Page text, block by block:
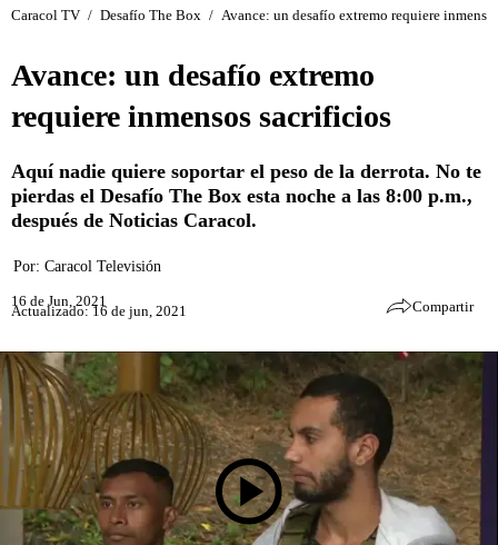
Caracol TV / Desafío The Box / Avance: un desafío extremo requiere
Avance: un desafío extremo
requiere inmensos sacrificios
Aquí nadie quiere soportar el peso de la derrota. No te
pierdas el Desafío The Box esta noche a las 8:00 p.m.,
después de Noticias Caracol.
Por: Caracol Televisión
16 de Jun, 2021
Actualizado: 16 de jun, 2021 Compartir